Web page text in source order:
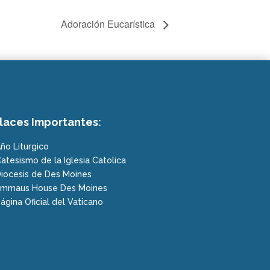
Adoración Eucarística
Importantes:
Liturgico
de la Iglesia Catolica
de Des Moines
House Des Moines
Oficial del Vaticano